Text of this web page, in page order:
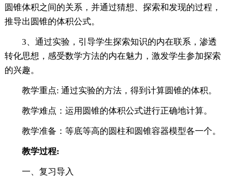
圆锥体积之间的关系，并通过猜想、探索和发现的过程，
推导出圆锥的体积公式。
3、通过实验，引导学生探索知识的内在联系，渗透
转化思想，感受数学方法的内在魅力，激发学生参加探索
的兴趣。
教学重点: 通过实验的方法，得到计算圆锥的体积。
教学难点：运用圆锥的体积公式进行正确地计算。
教学准备：等底等高的圆柱和圆锥容器模型各一个。
教学过程:
一、复习导入